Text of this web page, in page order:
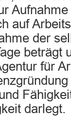
auf
der
beträgt
für
darlegt.